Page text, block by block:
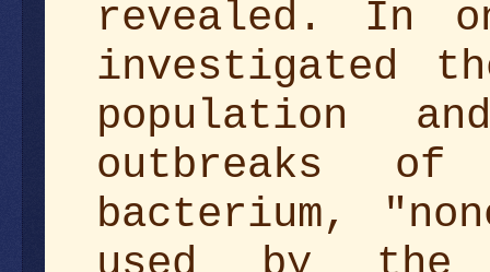
revealed. In
investigated
population
outbreaks of
bacterium,